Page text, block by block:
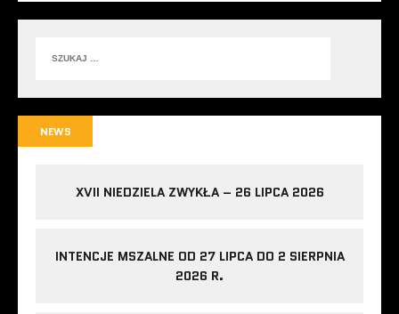
NEWS
XVII NIEDZIELA ZWYKŁA – 26 LIPCA 2026
INTENCJE MSZALNE OD 27 LIPCA DO 2 SIERPNIA
2026 R.